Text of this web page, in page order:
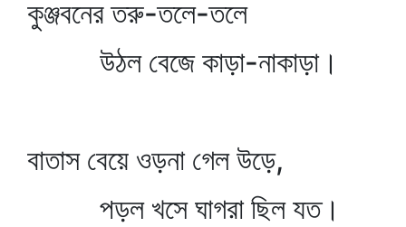
কুঞ্জবনের তরু-তলে-তলে
উঠল বেজে কাড়া-নাকাড়া।
বাতাস বেয়ে ওড়না গেল উড়ে,
পড়ল খসে ঘাগরা ছিল যত।